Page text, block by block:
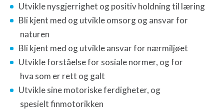
Utvikle nysgjerrighet og positiv holdning til læring
Bli kjent med og utvikle omsorg og ansvar for
naturen
Bli kjent med og utvikle ansvar for nærmiljøet
Utvikle forståelse for sosiale normer, og for
hva som er rett og galt
Utvikle sine motoriske ferdigheter, og
spesielt finmotorikken